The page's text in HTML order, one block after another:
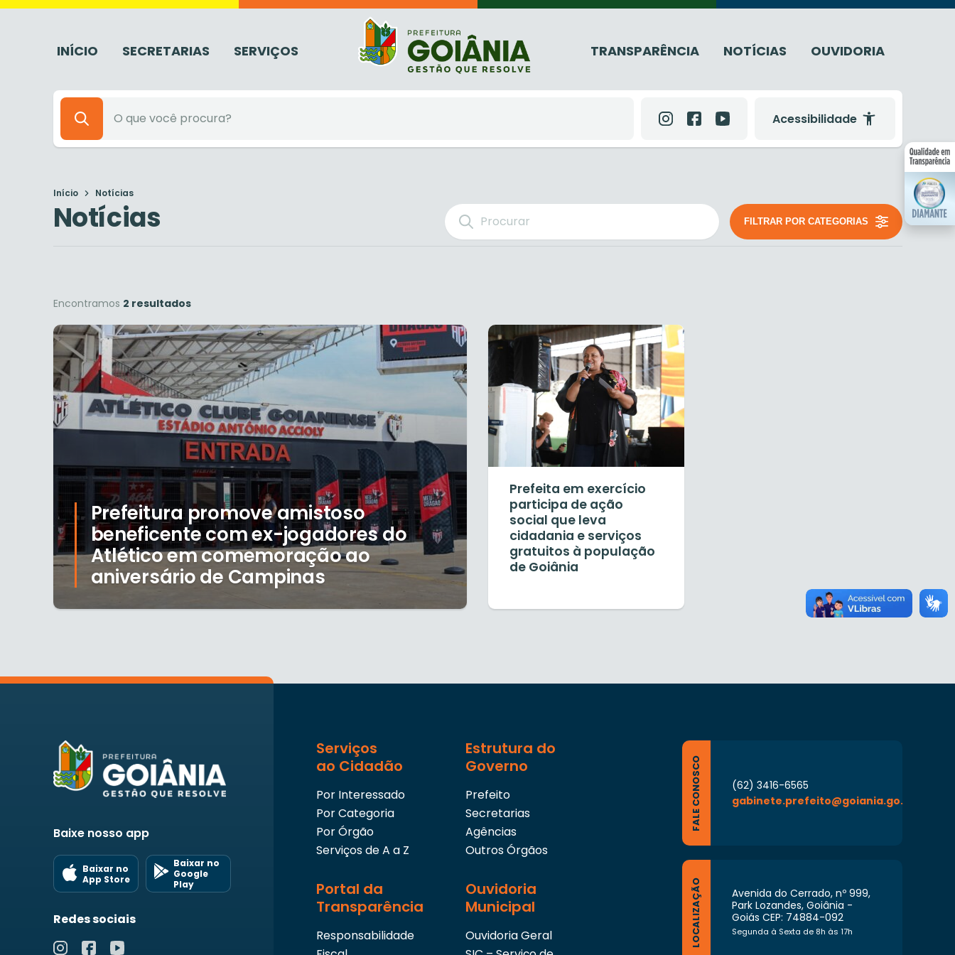
INÍCIO SECRETARIAS SERVIÇOS TRANSPARÊNCIA NOTÍCIAS OUVIDORIA
Acessibilidade
Início Notícias
Notícias FILTRAR POR CATEGORIAS
Encontramos 2 resultados
Prefeitura promove amistoso
beneficente com ex-jogadores do
Atlético em comemoração ao
aniversário de Campinas
Prefeita em exercício
participa de ação
social que leva
cidadania e serviços
gratuitos à população
de Goiânia
Baixe nosso app
Baixar no
App Store
Baixar no
Google
Play
Redes sociais
Serviços
ao Cidadão
Por Interessado
Por Categoria
Por Órgão
Serviços de A a Z
Estrutura do
Governo
Prefeito
Secretarias
Agências
Outros Órgãos
Portal da
Transparência
Responsabilidade
Ouvidoria
Municipal
Ouvidoria Geral
FALE CONOSCO
(62) 3416-6565
gabinete.prefeito@goiania.go.gov.br
LOCALIZAÇÃO
Avenida do Cerrado, nº 999,
Park Lozandes, Goiânia -
Goiás CEP: 74884-092
Segunda à Sexta de 8h às 17h